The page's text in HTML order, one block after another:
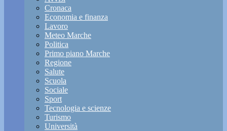
Cronaca
Economia e finanza
Lavoro
Meteo Marche
Politica
Primo piano Marche
Regione
Salute
Scuola
Sociale
Sport
Tecnologia e scienze
Turismo
Università